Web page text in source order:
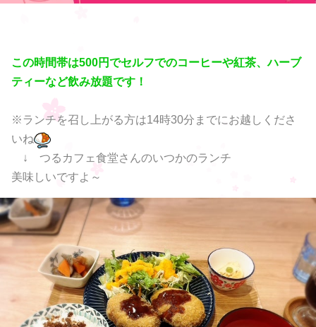
この時間帯は500円でセルフでのコーヒーや紅茶、ハーブ
ティーなど飲み放題です！
※ランチを召し上がる方は14時30分までにお越しくださ
いね
↓ つるカフェ食堂さんのいつかのランチ
美味しいですよ～